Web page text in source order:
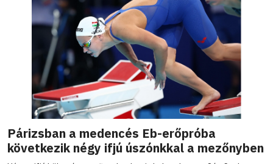
Párizsban a medencés Eb-erőpróba
következik négy ifjú úszónkkal a mezőnyben